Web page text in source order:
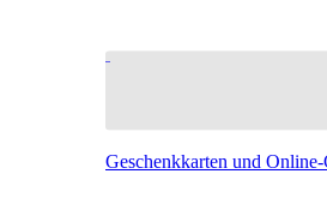
Geschenkkarten und